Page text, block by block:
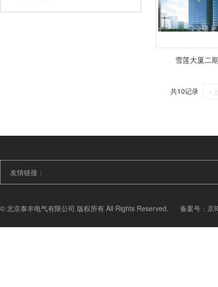
雪莲大厦二
共10记录 «
友情链接：
© 北京泰丰电气有限公司 版权所有 All Rights Reserved. 备案号： 京